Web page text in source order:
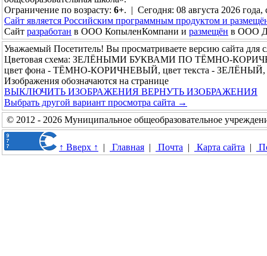
Ограничение по возрасту: 6+. | Сегодня: 08 августа 2026 года,
Сайт является Российским программным продуктом и
Сайт разработан в ООО КопыленКомпани и размещён в ООО
Уважаемый Посетитель! Вы просматриваете версию сайта для
Цветовая схема: ЗЕЛЁНЫМИ БУКВАМИ ПО ТЁМНО-
цвет фона - ТЁМНО-КОРИЧНЕВЫЙ, цвет текста - ЗЕЛЁНЫЙ,
Изображения обозначаются на странице
ВЫКЛЮЧИТЬ ИЗОБРАЖЕНИЯ ВЕРНУТЬ ИЗОБРАЖЕНИЯ
Выбрать другой вариант просмотра сайта →
© 2012 - 2026 Муниципальное общеобразовательное
↑ Вверх ↑ | Главная | Почта | Карта сайта |